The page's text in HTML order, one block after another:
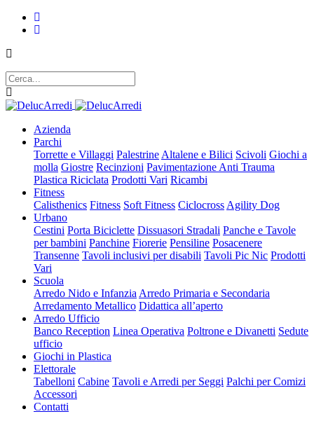
Azienda
Parchi
Torrette e Villaggi Palestrine Altalene e Bilici Scivoli Giochi a
molla Giostre Recinzioni Pavimentazione Anti Trauma
Plastica Riciclata Prodotti Vari Ricambi
Fitness
Calisthenics Fitness Soft Fitness Ciclocross Agility Dog
Urbano
Cestini Porta Biciclette Dissuasori Stradali Panche e Tavole
per bambini Panchine Fiorerie Pensiline Posacenere
Transenne Tavoli inclusivi per disabili Tavoli Pic Nic Prodotti
Vari
Scuola
Arredo Nido e Infanzia Arredo Primaria e Secondaria
Arredamento Metallico Didattica all’aperto
Arredo Ufficio
Banco Reception Linea Operativa Poltrone e Divanetti Sedute
ufficio
Giochi in Plastica
Elettorale
Tabelloni Cabine Tavoli e Arredi per Seggi Palchi per Comizi
Accessori
Contatti